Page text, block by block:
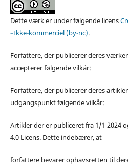
Dette værk er under følgende licens
–Ikke-kommerciel (by-nc).
Forfattere, der publicerer deres
accepterer følgende vilkår:
Forfattere, der publicerer deres
udgangspunkt følgende vilkår:
Artikler der er publiceret fra 1/1 2024
4.0 Licens. Dette indebærer, at
forfattere bevarer ophavsretten til